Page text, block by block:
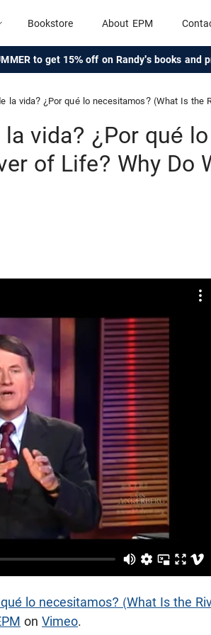
Bookstore About EPM
to get 15% off on Randy's books and
la vida? ¿Por qué lo necesitamos? (What Is the
vida? ¿Por qué
of Life? Why Do
lo necesitamos? (What Is the
on Vimeo.